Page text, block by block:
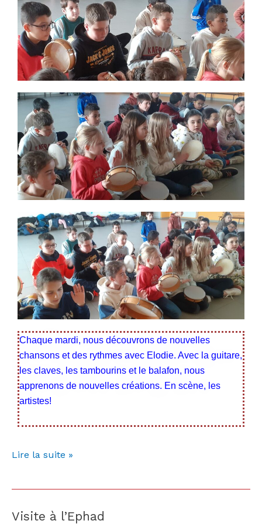
Chaque mardi, nous découvrons de nouvelles
chansons et des rythmes avec Elodie. Avec la guitare,
les claves, les tambourins et le balafon, nous
apprenons de nouvelles créations. En scène, les
artistes!
Lire la suite »
Visite à l’Ephad
Visite